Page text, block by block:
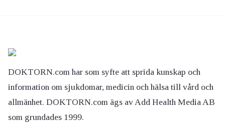
DOKTORN.com har som syfte att sprida kunskap och
information om sjukdomar, medicin och hälsa till vård och
allmänhet. DOKTORN.com ägs av Add Health Media AB
som grundades 1999.